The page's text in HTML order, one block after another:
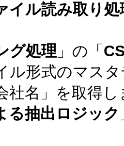
イル読み取り処
グ処理 」の「
ル形式のマス
社名」を取得し
る抽出ロジック